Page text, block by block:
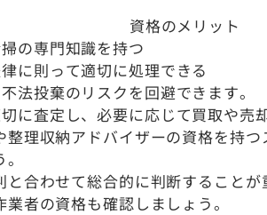
資格のメリット
の専門知識を持つ
に則って適切に処理できる
法投棄のリスクを回避できます。
に査定し、必要に応じて買取や売
理収納アドバイザーの資格を持
合わせて総合的に判断することが
業者の資格も確認しましょう。